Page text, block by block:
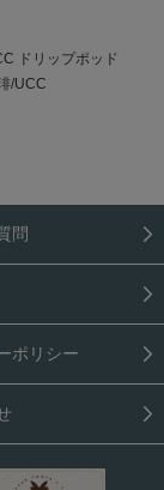
ドリップポッド
/UCC
問
ポリシー